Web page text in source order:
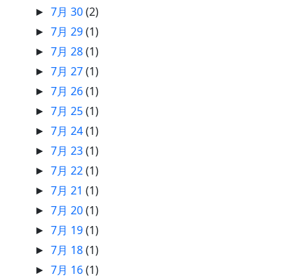
►7月 30(2)
►7月 29(1)
►7月 28(1)
►7月 27(1)
►7月 26(1)
►7月 25(1)
►7月 24(1)
►7月 23(1)
►7月 22(1)
►7月 21(1)
►7月 20(1)
►7月 19(1)
►7月 18(1)
►7月 16(1)